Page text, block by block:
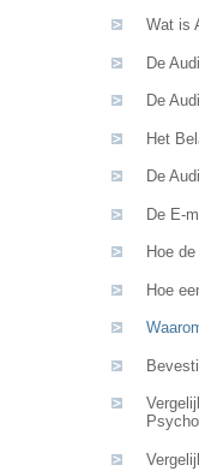
Wat is
De
De
Het
De
De E-
Hoe
Hoe